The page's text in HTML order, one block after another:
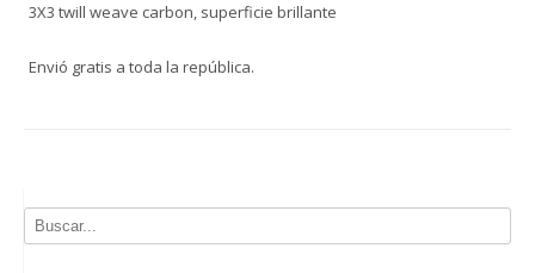
3X3 twill weave carbon, superficie brillante
Envió gratis a toda la república.